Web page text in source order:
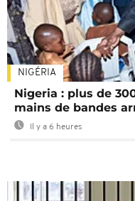
NIGÉRIA
Nigeria : plus de
mains de bandes
Il y a 6 heures